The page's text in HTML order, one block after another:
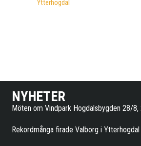
NYHETER
Möten om Vindpark Hogdalsbygden 28/
Rekordmånga firade Valborg i Ytterhogdal